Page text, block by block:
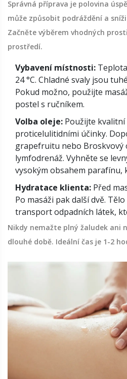
Správná příprava je polovina
může způsobit podráždění a
Začněte výběrem vhodných
prostředí.
Vybavení místnosti:
24 °C. Chladné svaly jsou
Pokud možno, použijte
postel s ručníkem.
Volba oleje: Použijte
proticelulitidními účinky.
grapefruitu nebo Broskvový
lymfodrenáž. Vyhněte se
vysokým obsahem parafínu,
Hydratace klienta: Před
Po masáži pak další dvě.
transport odpadních látek,
Nikdy nemažte plný žaludek ani
dlouhé době. Ideální čas je 1-2